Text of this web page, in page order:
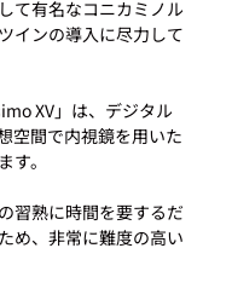
て有名なコニカミノル
インの導入に尽力して
XV」は、デジタル
空間で内視鏡を用いた
。
習熟に時間を要するだ
め、非常に難度の高い